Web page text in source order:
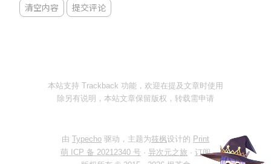
清空内容 提交评论
本站支持 Trackback 功能，欢迎在提及文章时使用
除另有说明，本站文章保留版权，转载需申请
由 Typecho 驱动，主题为筱枫设计的 Print
萌 ICP 备 20212340 号 · 异次元之旅 · 订阅